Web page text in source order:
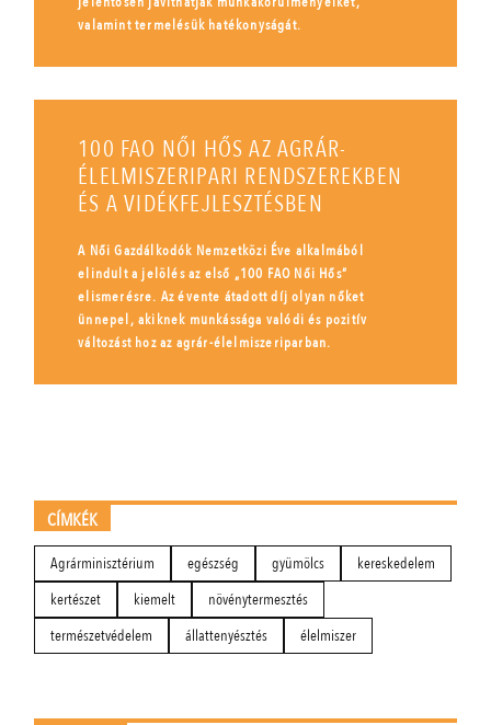
valamint termelésük hatékonyságát.
100 FAO NŐI HŐS AZ AGRÁR-
ÉLELMISZERIPARI RENDSZEREKBEN
ÉS A VIDÉKFEJLESZTÉSBEN
A Női Gazdálkodók Nemzetközi Éve alkalmából
elindult a jelölés az első „100 FAO Női Hős”
elismerésre. Az évente átadott díj olyan nőket
ünnepel, akiknek munkássága valódi és pozitív
változást hoz az agrár-élelmiszeriparban.
CÍMKÉK
Agrárminisztérium egészség gyümölcs
kereskedelem
kertészet
kiemelt
növénytermesztés
természetvédelem
állattenyésztés élelmiszer